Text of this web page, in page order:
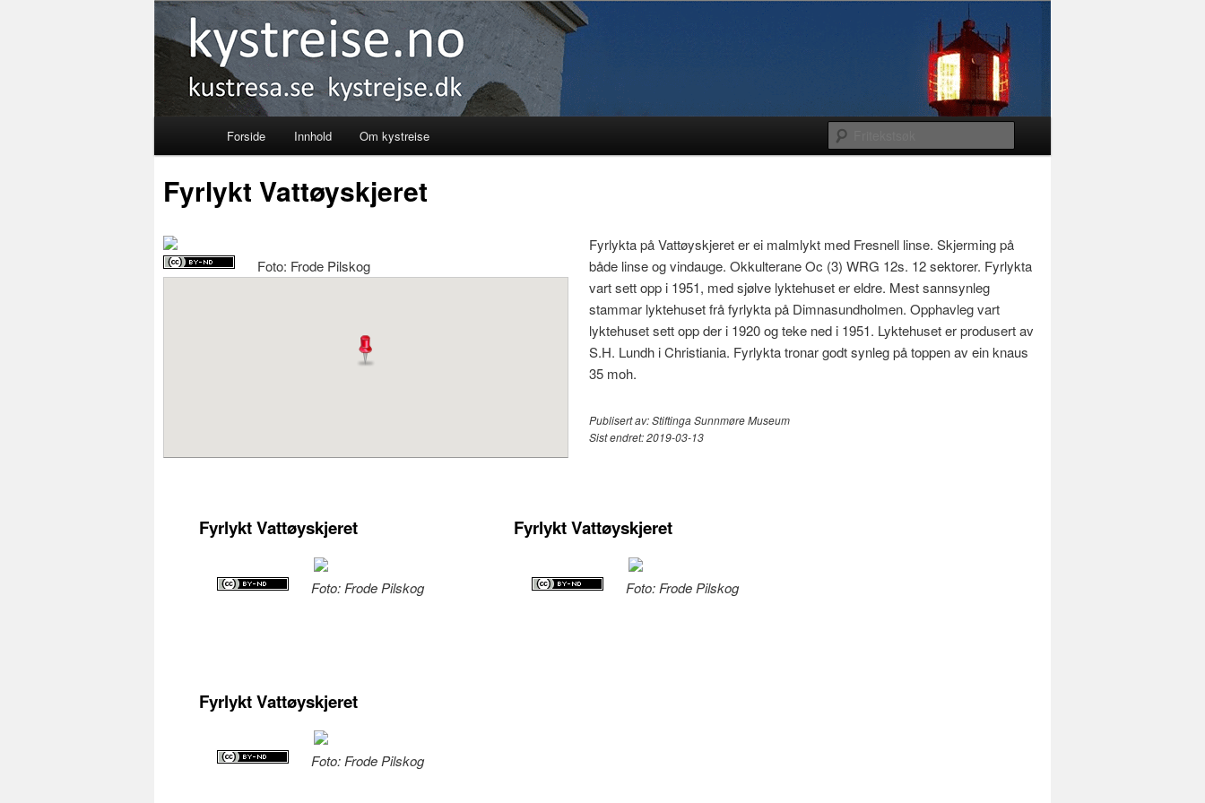
Kystreise
Skip
to
content
Forside Innhold Om kystreise
Fyrlykt Vattøyskjeret
Foto: Frode Pilskog
Fyrlykta på Vattøyskjeret er ei malmlykt med Fresnell linse. Skjerming på
både linse og vindauge. Okkulterane Oc (3) WRG 12s. 12 sektorer. Fyrlykta
vart sett opp i 1951, med sjølve lyktehuset er eldre. Mest sannsynleg
stammar lyktehuset frå fyrlykta på Dimnasundholmen. Opphavleg vart
lyktehuset sett opp der i 1920 og teke ned i 1951. Lyktehuset er produsert av
S.H. Lundh i Christiania. Fyrlykta tronar godt synleg på toppen av ein knaus
35 moh.
Publisert av:Stiftinga Sunnmøre Museum
Sist endret:2019-03-13
Fyrlykt Vattøyskjeret
Foto: Frode Pilskog
Fyrlykt Vattøyskjeret
Foto: Frode Pilskog
Fyrlykt Vattøyskjeret
Foto: Frode Pilskog